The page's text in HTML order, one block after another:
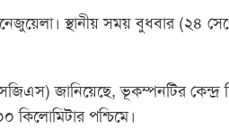
স্থানীয় সময় বুধবার (২৪
জানিয়েছে, ভূকম্পনটির
কিলোমিটার পশ্চিমে।